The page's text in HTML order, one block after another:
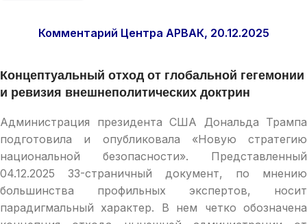
Комментарий Центра АРВАК, 20.12.2025
Концептуальный отход от глобальной гегемонии
и ревизия внешнеполитических доктрин
Администрация президента США Дональда Трампа
подготовила и опубликовала «Новую стратегию
национальной безопасности». Представленный
04.12.2025 33-страничный документ, по мнению
большинства профильных экспертов, носит
парадигмальный характер. В нем четко обозначена